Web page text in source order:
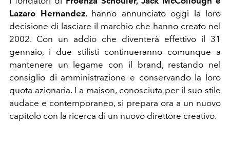
Lazaro Hernandez, hanno annunciato oggi la loro
decisione di lasciare il marchio che hanno creato nel
2002. Con un addio che diventerà effettivo il 31
gennaio, i due stilisti continueranno comunque a
mantenere un legame con il brand, restando nel
consiglio di amministrazione e conservando la loro
quota azionaria. La maison, conosciuta per il suo stile
audace e contemporaneo, si prepara ora a un nuovo
capitolo con la ricerca di un nuovo direttore creativo.